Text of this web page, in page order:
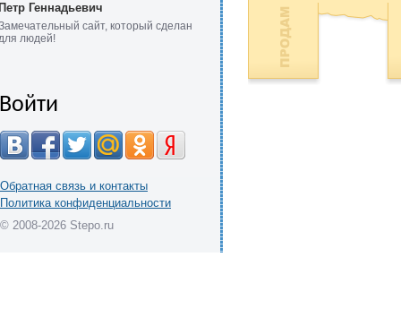
Геннадьевич
сайт, который сделан
людей!
Войти
Обратная связь и контакты
Политика конфиденциальности
© 2008-2026 Stepo.ru